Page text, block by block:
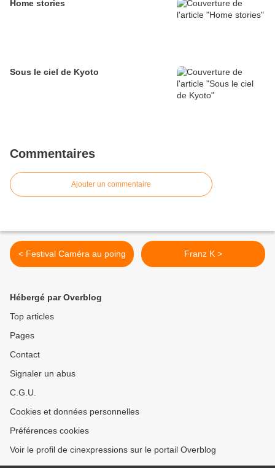
Home stories
Sous le ciel de Kyoto
Commentaires
Ajouter un commentaire
< Festival Caméra au poing Franz K >
Hébergé par Overblog
Top articles
Pages
Contact
Signaler un abus
C.G.U.
Cookies et données personnelles
Préférences cookies
Voir le profil de cinexpressions sur le portail Overblog